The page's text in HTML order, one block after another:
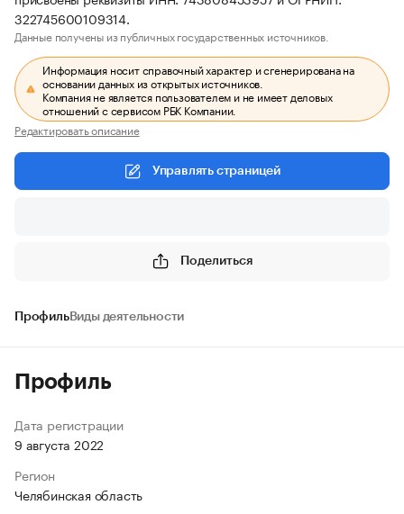
322745600109314.
Данные получены из публичных государственных источников.
Информация носит справочный характер и сгенерирована на
основании данных из открытых источников.
Компания не является пользователем и не имеет деловых
отношений с сервисом РБК Компании.
Редактировать описание
Управлять страницей
Поделиться
ПрофильВиды деятельности
Профиль
Дата регистрации
9 августа 2022
Регион
Челябинская область